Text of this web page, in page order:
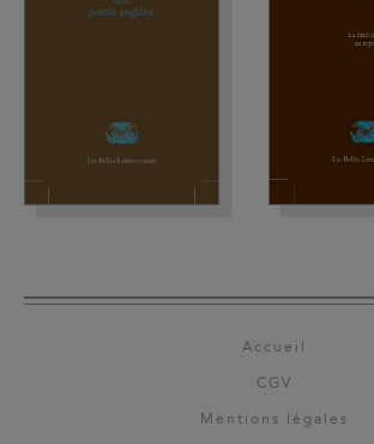
Accueil
CGV
Mentions légales